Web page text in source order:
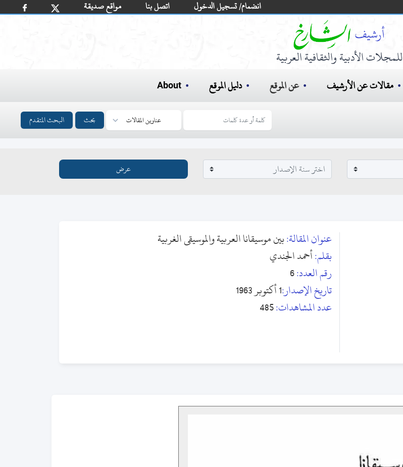
مواقع صديقة اتصل بنا انضمام/ تسجيل الدخول
للمجلات الأدبية والثقافية العربية
مقالات عن الأرشيف عن الموقع دليل الموقع About
بحث البحث المتقدم
عنوان المقالة:بين موسيقانا العربية والموسيقى الغربية
بقلم:أحمد الجندي
رقم العدد:6
تاريخ الإصدار:1 أكتوبر 1963
عدد المشاهدات:485